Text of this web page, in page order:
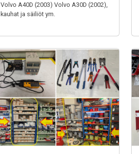
Volvo A40D (2003) Volvo A30D (2002),
kauhat ja säiliöt ym.